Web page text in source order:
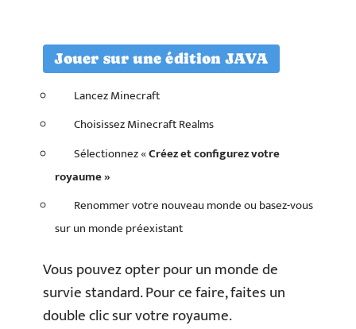
Jouer sur une édition JAVA
Lancez Minecraft
Choisissez Minecraft Realms
Sélectionnez «Créez et configurez votre
royaume »
Renommer votre nouveau monde ou basez-vous
sur un monde préexistant
Vous pouvez opter pour un monde de
survie standard. Pour ce faire, faites un
double clic sur votre royaume.